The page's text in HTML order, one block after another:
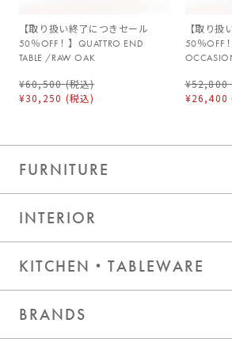
【取り扱い終了につきセール
50％OFF！】QUATTRO END
TABLE /RAW OAK
¥60,500(税込)
¥30,250 (税込)
【取り扱
50％OFF
¥52,800
¥26,400
FURNITURE
INTERIOR
KITCHEN・TABLEWARE
BRANDS